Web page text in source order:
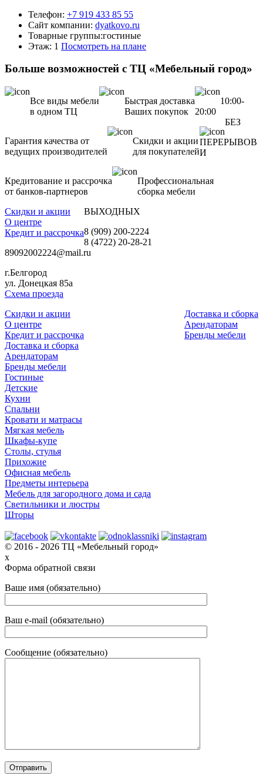
Телефон: +7 919 433 85 55
Сайт компании: dyatkovo.ru
Товарные группы:гостиные
Этаж: 1 Посмотреть на плане
Больше возможностей с ТЦ «Мебельный город»
Все виды мебели
в одном ТЦ
Быстрая доставка
Ваших покупок
Гарантия качества от
ведущих производителей
Скидки и акции
для покупателей
Кредитование и рассрочка
от банков-партнеров
Профессиональная
сборка мебели
Скидки и акции
О центре
Кредит и рассрочка
10:00-
20:00
БЕЗ
ПЕРЕРЫВОВ
И
ВЫХОДНЫХ
8 (909) 200-2224
8 (4722) 20-28-21
89092002224@mail.ru
г.Белгород
ул. Донецкая 85а
Схема проезда
Доставка и cборка
Арендаторам
Бренды мебели
Скидки и акции
О центре
Кредит и рассрочка
Доставка и cборка
Арендаторам
Бренды мебели
Гостиные
Детские
Кухни
Спальни
Кровати и матрасы
Мягкая мебель
Шкафы-купе
Столы, стулья
Прихожие
Офисная мебель
Предметы интерьера
Мебель для загородного дома и сада
Светильники и люстры
Шторы
© 2016 - 2026 ТЦ «Мебельный город»
x
Форма обратной связи
Ваше имя (обязательно)
Ваш e-mail (обязательно)
Сообщение (обязательно)